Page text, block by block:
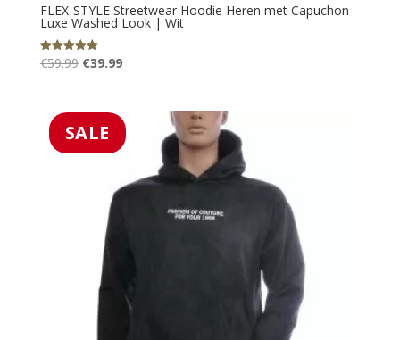
FLEX-STYLE Streetwear Hoodie Heren met Capuchon –
Luxe Washed Look | Wit
Gewaardeerd
5.00
€59.99 Oorspronkelijke
€59.99.
€39.99Huidige
€39.99.
SALE